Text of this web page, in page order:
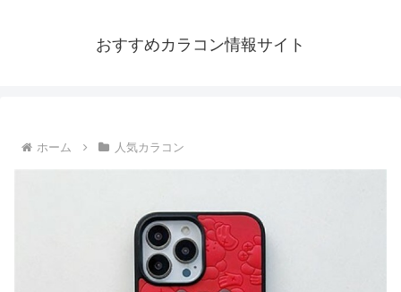
おすすめカラコン情報サイト
ホーム 人気カラコン